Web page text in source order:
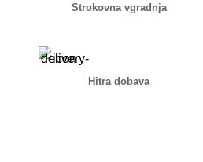
Strokovna vgradnja
Hitra dobava